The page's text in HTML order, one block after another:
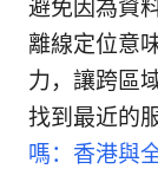
避免因為資
離線定位意
力，讓跨區
找到最近的
嗎：香港與